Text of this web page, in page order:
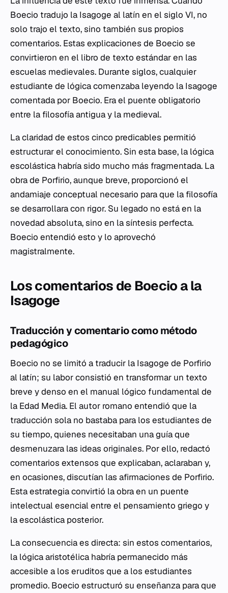
Boecio tradujo la Isagoge al latín en el siglo VI, no
solo trajo el texto, sino también sus propios
comentarios. Estas explicaciones de Boecio se
convirtieron en el libro de texto estándar en las
escuelas medievales. Durante siglos, cualquier
estudiante de lógica comenzaba leyendo la Isagoge
comentada por Boecio. Era el puente obligatorio
entre la filosofía antigua y la medieval.
La claridad de estos cinco predicables permitió
estructurar el conocimiento. Sin esta base, la lógica
escolástica habría sido mucho más fragmentada. La
obra de Porfirio, aunque breve, proporcionó el
andamiaje conceptual necesario para que la filosofía
se desarrollara con rigor. Su legado no está en la
novedad absoluta, sino en la síntesis perfecta.
Boecio entendió esto y lo aprovechó
magistralmente.
Los comentarios de Boecio a la
Isagoge
Traducción y comentario como método
pedagógico
Boecio no se limitó a traducir la Isagoge de Porfirio
al latín; su labor consistió en transformar un texto
breve y denso en el manual lógico fundamental de
la Edad Media. El autor romano entendió que la
traducción sola no bastaba para los estudiantes de
su tiempo, quienes necesitaban una guía que
desmenuzara las ideas originales. Por ello, redactó
comentarios extensos que explicaban, aclaraban y,
en ocasiones, discutían las afirmaciones de Porfirio.
Esta estrategia convirtió la obra en un puente
intelectual esencial entre el pensamiento griego y
la escolástica posterior.
La consecuencia es directa: sin estos comentarios,
la lógica aristotélica habría permanecido más
accesible a los eruditos que a los estudiantes
promedio. Boecio estructuró su enseñanza para que